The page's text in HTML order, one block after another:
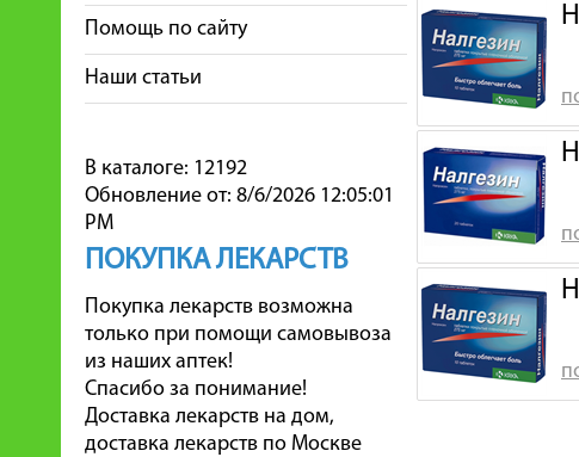
Помощь по сайту
Наши статьи
В каталоге: 12192
Обновление от: 8/6/2026 12:05:01
PM
ПОКУПКА ЛЕКАРСТВ
Покупка лекарств возможна
только при помощи самовывоза
из наших аптек!
Спасибо за понимание!
Доставка лекарств на дом,
доставка лекарств по Москве